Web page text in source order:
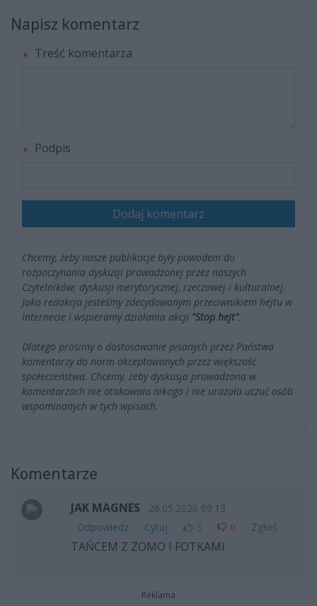
Napisz komentarz
Treść komentarza
Podpis
Dodaj komentarz
Chcemy, żeby nasze publikacje były powodem do
rozpoczynania dyskusji prowadzonej przez naszych
Czytelników; dyskusji merytorycznej, rzeczowej i kulturalnej.
Jako redakcja jesteśmy zdecydowanym przeciwnikiem hejtu w
Internecie i wspieramy działania akcji "Stop hejt".
Dlatego prosimy o dostosowanie pisanych przez Państwa
komentarzy do norm akceptowanych przez większość
społeczeństwa. Chcemy, żeby dyskusja prowadzona w
komentarzach nie atakowała nikogo i nie urażała uczuć osób
wspominanych w tych wpisach.
Komentarze
JAK MAGNES
26.05.2026 09:13
Odpowiedz
Cytuj 3 0 Zgłoś
TAŃCEM Z ZOMO I FOTKAMI
Reklama